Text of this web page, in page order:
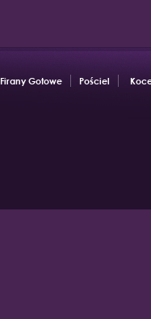
Firany Gotowe Pościel